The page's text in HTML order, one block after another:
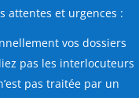
attentes et urgences :
vos dossiers
pas les interlocuteurs
pas traitée par un